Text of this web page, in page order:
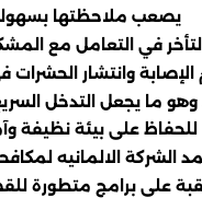
يصعب ملاحظتها
في التعامل مع
الإصابة وانتشار
وهو ما يجعل التدخل
للحفاظ على بيئة نظيفة
الشركة الالمانيه
على برامج متطورة